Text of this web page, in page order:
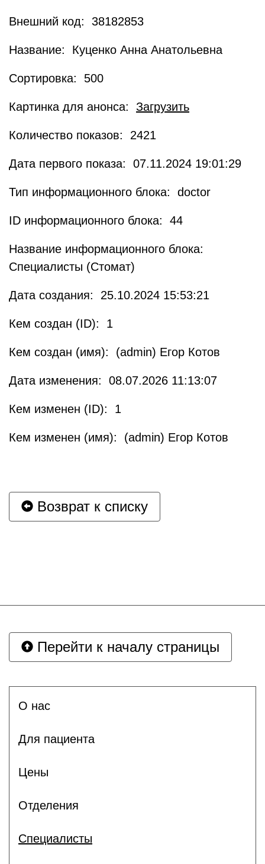
Внешний код: 38182853
Название: Куценко Анна Анатольевна
Сортировка: 500
Картинка для анонса: Загрузить
Количество показов: 2421
Дата первого показа: 07.11.2024 19:01:29
Тип информационного блока: doctor
ID информационного блока: 44
Название информационного блока:
Специалисты (Стомат)
Дата создания: 25.10.2024 15:53:21
Кем создан (ID): 1
Кем создан (имя): (admin) Егор Котов
Дата изменения: 08.07.2026 11:13:07
Кем изменен (ID): 1
Кем изменен (имя): (admin) Егор Котов
Возврат к списку
Перейти к началу страницы
О нас
Для пациента
Цены
Отделения
Специалисты